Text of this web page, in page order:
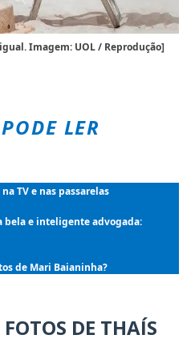
Imagem: UOL / Reprodução]
LER
TV e nas passarelas
bela e inteligente advogada:
de Mari Baianinha?
DE THAÍS